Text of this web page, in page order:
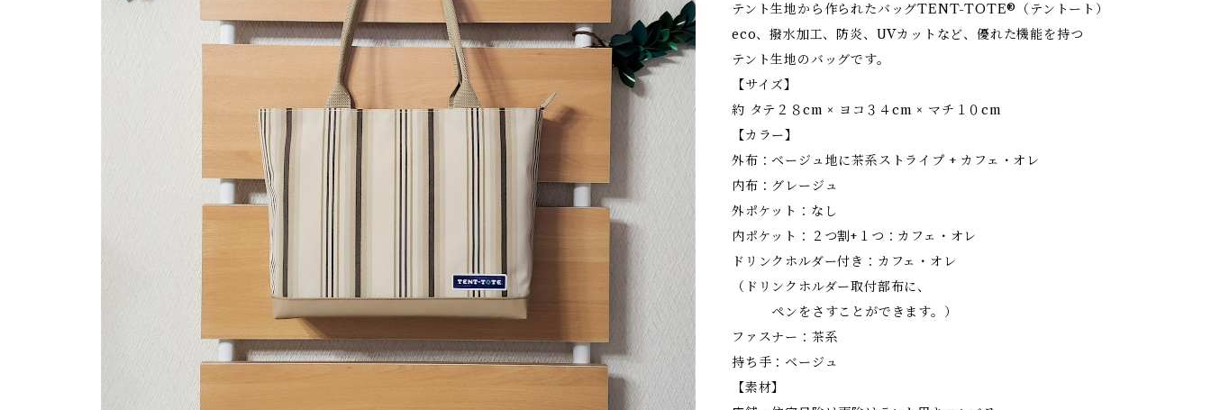
テント生地から作られたバッグTENT-TOTE®（テントート）
eco、撥水加工、防炎、UVカットなど、優れた機能を持つ
テント生地のバッグです。
【サイズ】
約 タテ２８cm × ヨコ３４cm × マチ１０cm
【カラー】
外布：ベージュ地に茶系ストライプ + カフェ・オレ
内布：グレージュ
外ポケット：なし
内ポケット：２つ割+１つ：カフェ・オレ
ドリンクホルダー付き：カフェ・オレ
（ドリンクホルダー取付部布に、
ペンをさすことができます。）
ファスナー：茶系
持ち手：ベージュ
【素材】